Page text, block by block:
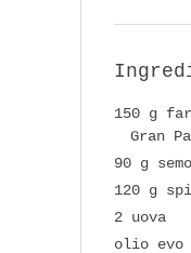
150 g
Gran
90 g
120 g
2 uova
olio evo